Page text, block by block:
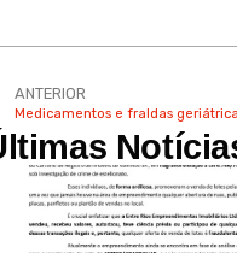
ANTERIOR